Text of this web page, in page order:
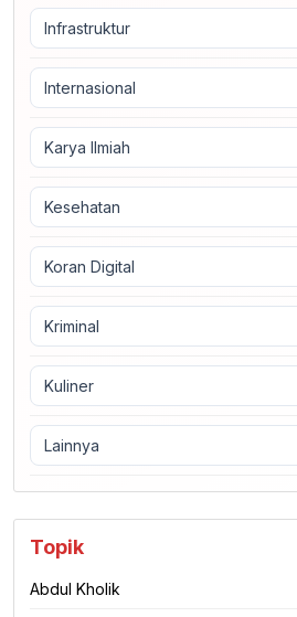
Infrastruktur
Internasional
Karya Ilmiah
Kesehatan
Koran Digital
Kriminal
Kuliner
Lainnya
Topik
Abdul Kholik